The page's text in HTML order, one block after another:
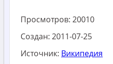
Просмотров: 20010
Создан: 2011-07-25
Источник: Википедия